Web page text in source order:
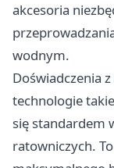
akcesoria
wodnym.
Doświadczenia
technologie
się standardem
ratowniczych.